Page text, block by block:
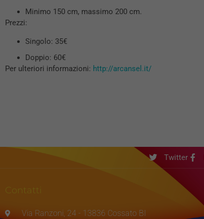
Minimo 150 cm, massimo 200 cm.
Prezzi:
Singolo: 35€
Doppio: 60€
Per ulteriori informazioni: http://arcansel.it/
Twitter
Contatti
Via Ranzoni, 24 - 13836 Cossato BI